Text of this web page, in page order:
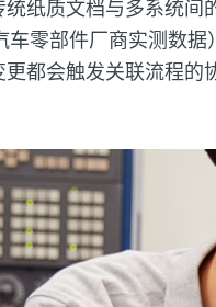
纸质文档与多系统间
零部件厂商实测数
都会触发关联流程